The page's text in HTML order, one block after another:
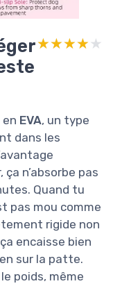
★★★★★
★★★★★
EVA, un type
dans les
ça n’absorbe pas
Quand tu
pas mou comme
rigide non
encaisse bien
sur la patte.
le poids, même